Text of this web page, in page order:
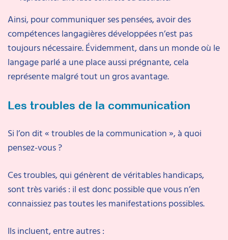
Ainsi, pour communiquer ses pensées, avoir des
compétences langagières développées n’est pas
toujours nécessaire. Évidemment, dans un monde où le
langage parlé a une place aussi prégnante, cela
représente malgré tout un gros avantage.
Les troubles de la communication
Si l’on dit « troubles de la communication », à quoi
pensez-vous ?
Ces troubles, qui génèrent de véritables handicaps,
sont très variés : il est donc possible que vous n’en
connaissiez pas toutes les manifestations possibles.
Ils incluent, entre autres :